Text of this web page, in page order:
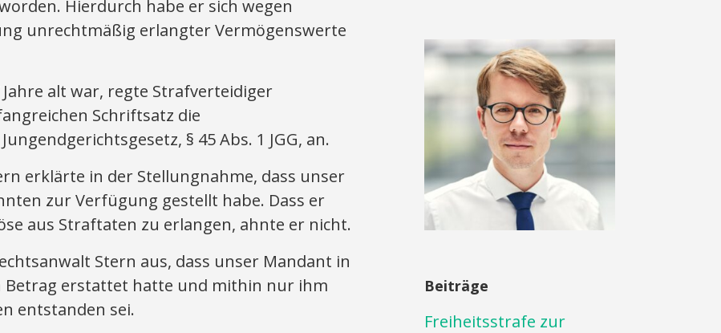
Hierdurch habe er sich wegen
unrechtmäßig erlangter Vermögenswerte
alt war, regte Strafverteidiger
Schriftsatz die
§ 45 Abs. 1 JGG, an.
erklärte in der Stellungnahme, dass unser
zur Verfügung gestellt habe. Dass er
aus Straftaten zu erlangen, ahnte er nicht.
Stern aus, dass unser Mandant in
Betrag erstattet hatte und mithin nur ihm
entstanden sei.
Beiträge
Freiheitsstrafe zur